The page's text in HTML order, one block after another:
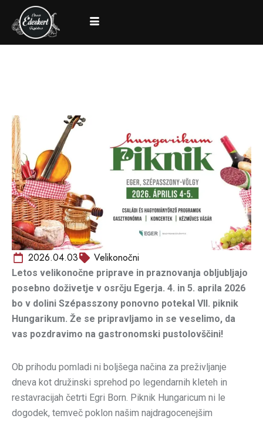
2026.04.03 Velikonočni
Letos velikonočne priprave in praznovanja obljubljajo
posebno doživetje v osrčju Egerja. 4. in 5. aprila 2026
bo v dolini Szépasszony ponovno potekal VII. piknik
Hungarikum. Že se pripravljamo in se veselimo, da
vas pozdravimo na gastronomski pustolovščini!
Ob prihodu pomladi ni boljšega načina za preživljanje
dneva kot družinski sprehod po legendarnih kleteh in
restavracijah četrti Egri Born. Piknik Hungaricum ni le
dogodek, temveč poklon našim najdragocenejšim